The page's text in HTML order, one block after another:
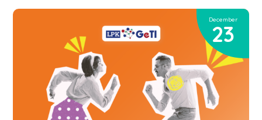
December
23